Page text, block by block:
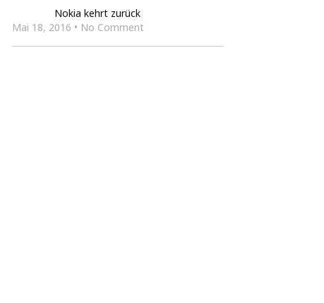
Nokia kehrt zurück
Mai 18, 2016 • No Comment